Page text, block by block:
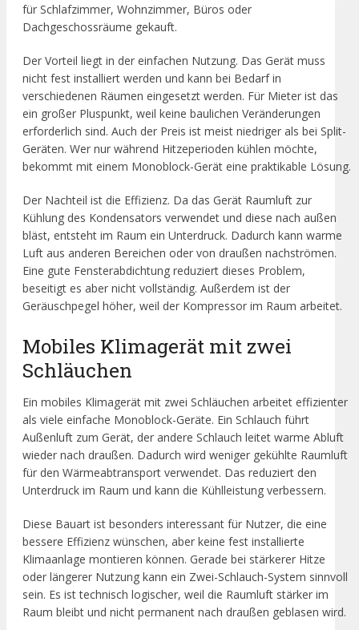
für Schlafzimmer, Wohnzimmer, Büros oder
Dachgeschossräume gekauft.
Der Vorteil liegt in der einfachen Nutzung. Das Gerät muss
nicht fest installiert werden und kann bei Bedarf in
verschiedenen Räumen eingesetzt werden. Für Mieter ist das
ein großer Pluspunkt, weil keine baulichen Veränderungen
erforderlich sind. Auch der Preis ist meist niedriger als bei Split-
Geräten. Wer nur während Hitzeperioden kühlen möchte,
bekommt mit einem Monoblock-Gerät eine praktikable Lösung.
Der Nachteil ist die Effizienz. Da das Gerät Raumluft zur
Kühlung des Kondensators verwendet und diese nach außen
bläst, entsteht im Raum ein Unterdruck. Dadurch kann warme
Luft aus anderen Bereichen oder von draußen nachströmen.
Eine gute Fensterabdichtung reduziert dieses Problem,
beseitigt es aber nicht vollständig. Außerdem ist der
Geräuschpegel höher, weil der Kompressor im Raum arbeitet.
Mobiles Klimagerät mit zwei
Schläuchen
Ein mobiles Klimagerät mit zwei Schläuchen arbeitet effizienter
als viele einfache Monoblock-Geräte. Ein Schlauch führt
Außenluft zum Gerät, der andere Schlauch leitet warme Abluft
wieder nach draußen. Dadurch wird weniger gekühlte Raumluft
für den Wärmeabtransport verwendet. Das reduziert den
Unterdruck im Raum und kann die Kühlleistung verbessern.
Diese Bauart ist besonders interessant für Nutzer, die eine
bessere Effizienz wünschen, aber keine fest installierte
Klimaanlage montieren können. Gerade bei stärkerer Hitze
oder längerer Nutzung kann ein Zwei-Schlauch-System sinnvoll
sein. Es ist technisch logischer, weil die Raumluft stärker im
Raum bleibt und nicht permanent nach draußen geblasen wird.